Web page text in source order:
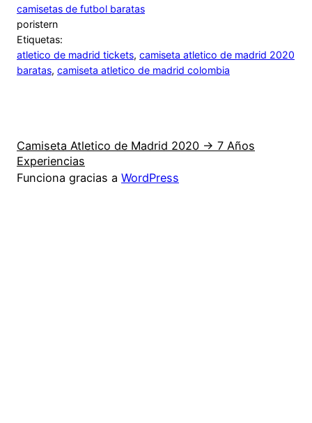
camisetas de futbol baratas
poristern
Etiquetas:
atletico de madrid tickets, camiseta atletico de madrid 2020
baratas, camiseta atletico de madrid colombia
Camiseta Atletico de Madrid 2020 → 7 Años
Experiencias
Funciona gracias a WordPress